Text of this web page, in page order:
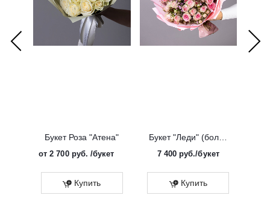
Букет Роза "Атена"
от2 700 руб. /букет
Купить
Букет "Леди" (большой)
7 400 руб./букет
Купить